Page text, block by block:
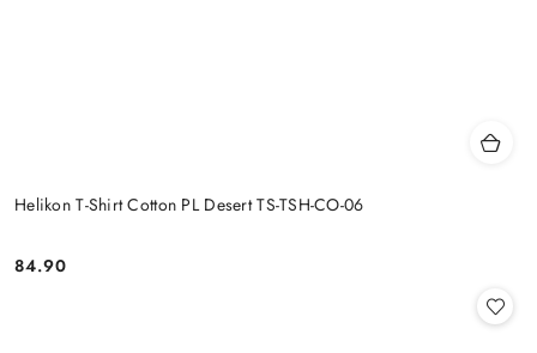
Helikon T-Shirt Cotton PL Desert TS-TSH-CO-06
Cena:
84.90